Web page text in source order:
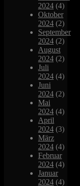
2024 (4)
Oktober
2024 (2)
September
2024 (2)
August
2024 (2)
Juli
2024 (4)
Juni
2024 (2)
Mai
2024 (4)
April
2024 (3)
März
2024 (4)
Februar
2024 (4)
Januar
2024 (4)